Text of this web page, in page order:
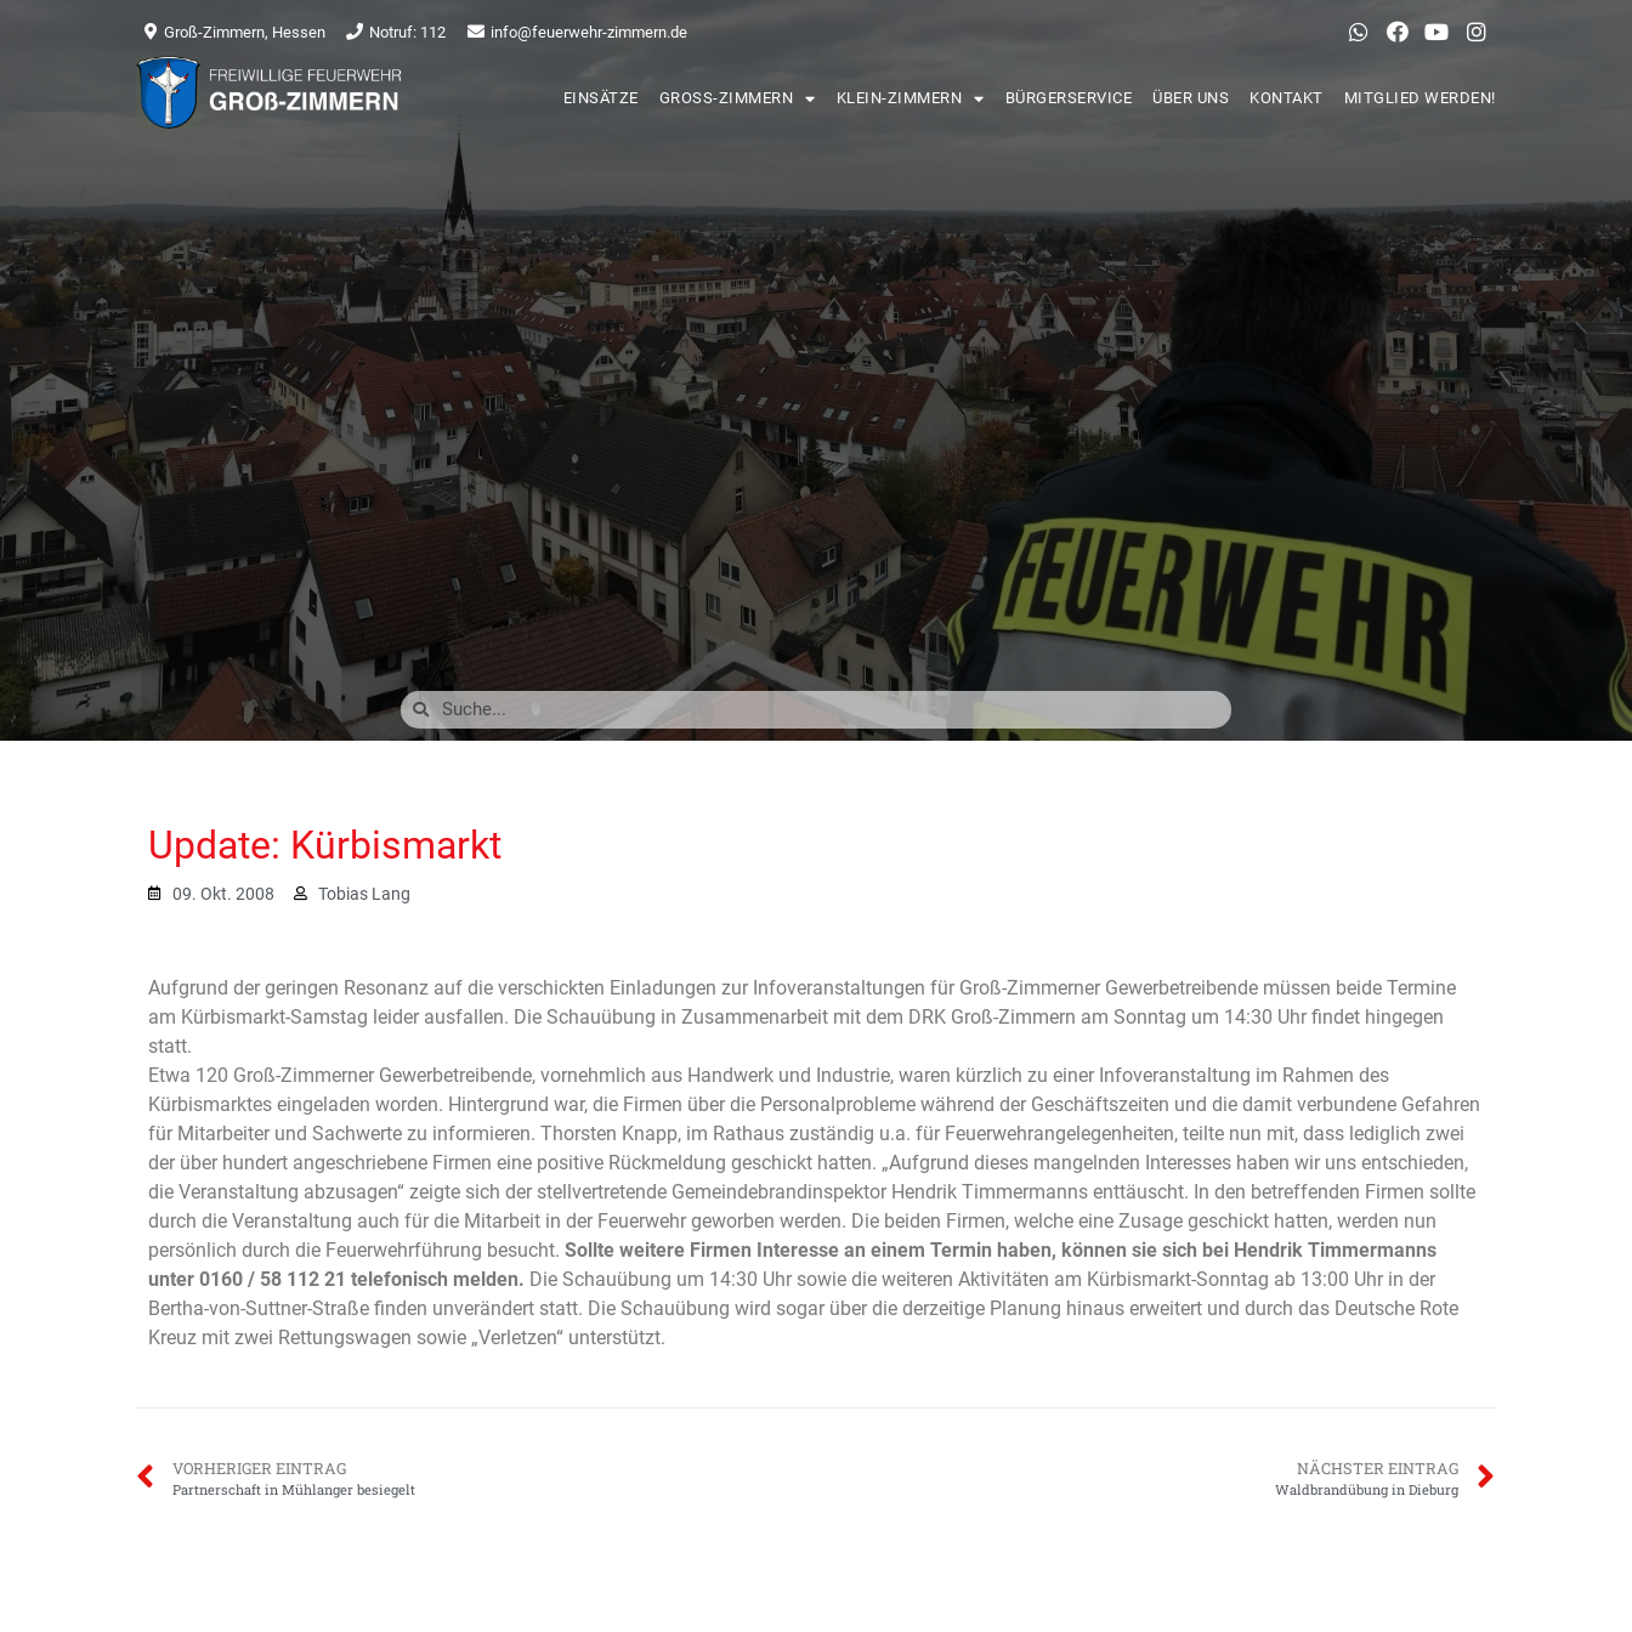
Groß-Zimmern, Hessen Notruf: 112 info@feuerwehr-zimmern.de
EINSÄTZE GROSS-ZIMMERN KLEIN-ZIMMERN BÜRGERSERVICE ÜBER UNS KONTAKT MITGLIED WERDEN!
Update: Kürbismarkt
09. Okt. 2008 Tobias Lang
Aufgrund der geringen Resonanz auf die verschickten Einladungen zur Infoveranstaltungen für Groß-Zimmerner Gewerbetreibende müssen beide Termine
am Kürbismarkt-Samstag leider ausfallen. Die Schauübung in Zusammenarbeit mit dem DRK Groß-Zimmern am Sonntag um 14:30 Uhr findet hingegen
statt.
Etwa 120 Groß-Zimmerner Gewerbetreibende, vornehmlich aus Handwerk und Industrie, waren kürzlich zu einer Infoveranstaltung im Rahmen des
Kürbismarktes eingeladen worden. Hintergrund war, die Firmen über die Personalprobleme während der Geschäftszeiten und die damit verbundene Gefahren
für Mitarbeiter und Sachwerte zu informieren. Thorsten Knapp, im Rathaus zuständig u.a. für Feuerwehrangelegenheiten, teilte nun mit, dass lediglich zwei
der über hundert angeschriebene Firmen eine positive Rückmeldung geschickt hatten. „Aufgrund dieses mangelnden Interesses haben wir uns entschieden,
die Veranstaltung abzusagen“ zeigte sich der stellvertretende Gemeindebrandinspektor Hendrik Timmermanns enttäuscht. In den betreffenden Firmen sollte
durch die Veranstaltung auch für die Mitarbeit in der Feuerwehr geworben werden. Die beiden Firmen, welche eine Zusage geschickt hatten, werden nun
persönlich durch die Feuerwehrführung besucht. Sollte weitere Firmen Interesse an einem Termin haben, können sie sich bei Hendrik Timmermanns
unter 0160 / 58 112 21 telefonisch melden. Die Schauübung um 14:30 Uhr sowie die weiteren Aktivitäten am Kürbismarkt-Sonntag ab 13:00 Uhr in der
Bertha-von-Suttner-Straße finden unverändert statt. Die Schauübung wird sogar über die derzeitige Planung hinaus erweitert und durch das Deutsche Rote
Kreuz mit zwei Rettungswagen sowie „Verletzen“ unterstützt.
VORHERIGER EINTRAG
Partnerschaft in Mühlanger besiegelt
NÄCHSTER EINTRAG
Waldbrandübung in Dieburg